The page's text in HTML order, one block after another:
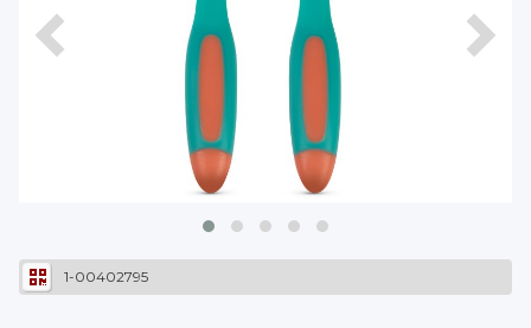
1-00402795